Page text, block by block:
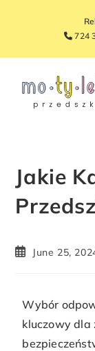
724
Jakie
June 25,
Wybór
kluczowy dla